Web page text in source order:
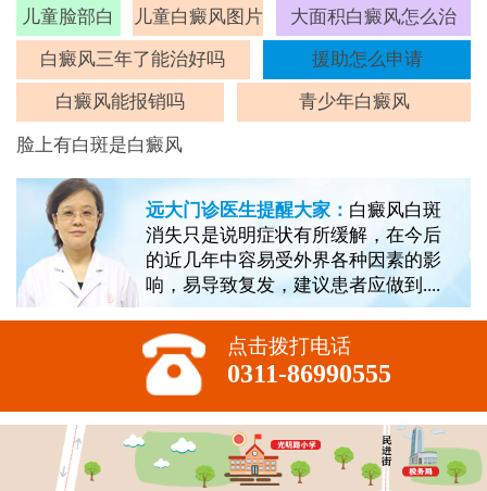
儿童脸部白
斑
儿童白癜风图片 大面积白癜风怎么治
白癜风三年了能治好吗 援助怎么申请
白癜风能报销吗 青少年白癜风
脸上有白斑是白癜风
远大门诊医生提醒大家： 白癜风白斑
消失只是说明症状有所缓解，在今后
的近几年中容易受外界各种因素的影
响，易导致复发，建议患者应做到....
点击拨打电话
0311-86990555